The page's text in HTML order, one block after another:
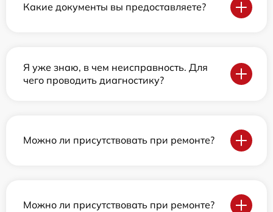
Какие документы вы предоставляете?
Я уже знаю, в чем неисправность. Для
чего проводить диагностику?
Можно ли присутствовать при ремонте?
Можно ли присутствовать при ремонте?